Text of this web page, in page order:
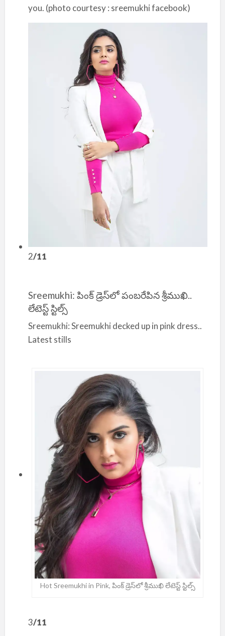
you. (photo courtesy : sreemukhi facebook)
2/11
Sreemukhi: పింక్ డ్రెస్‌లో పంబరేపిన శ్రీముఖి..
లేటెస్ట్ స్టిల్స్
Sreemukhi: Sreemukhi decked up in pink dress..
Latest stills
Hot Sreemukhi in Pink, పింక్ డ్రెస్‌లో శ్రీముఖి లేటెస్ట్ స్టిల్స్
3/11